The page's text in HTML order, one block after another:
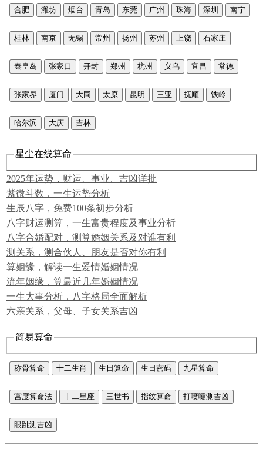
合肥 潍坊 烟台 青岛 东莞 广州 珠海 深圳 南宁
桂林 南京 无锡 常州 扬州 苏州 上饶 石家庄
秦皇岛 张家口 开封 郑州 杭州 义乌 宜昌 常德
张家界 厦门 大同 太原 昆明 三亚 抚顺 铁岭
哈尔滨 大庆 吉林
星尘在线算命
2025年运势，财运、事业、吉凶详批
紫微斗数，一生运势分析
生辰八字，免费100条初步分析
八字财运测算，一生富贵程度及事业分析
八字合婚配对，测算婚姻关系及对谁有利
测关系，测合伙人、朋友是否对你有利
算姻缘，解读一生爱情婚姻情况
流年姻缘，算最近几年婚姻情况
一生大事分析，八字格局全面解析
六亲关系，父母、子女关系吉凶
简易算命
称骨算命 十二生肖 生日算命 生日密码 九星算命
宫度算命法 十二星座 三世书 指纹算命 打喷嚏测吉凶
眼跳测吉凶